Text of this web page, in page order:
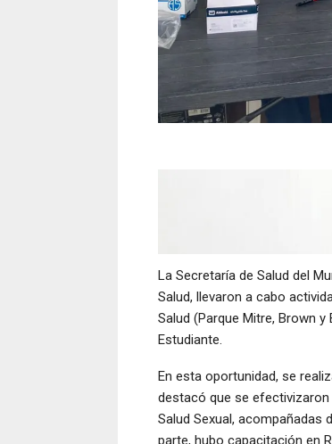
La Secretaría de Salud del
Salud, llevaron a cabo
Salud (Parque Mitre, Brown
Estudiante.
En esta oportunidad, se
destacó que se
Salud Sexual,
parte, hubo capacitación en